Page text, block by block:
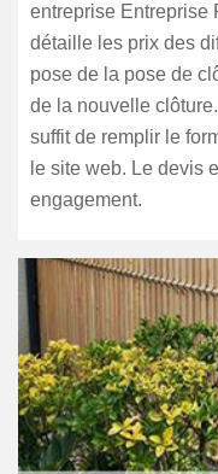
entreprise Entreprise
détaille les prix des
pose de la pose de
de la nouvelle
suffit de remplir le
le site web. Le devis
engagement.